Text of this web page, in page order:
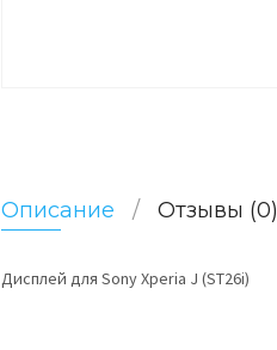
Описание Отзывы (0)
Дисплей для Sony Xperia J (ST26i)